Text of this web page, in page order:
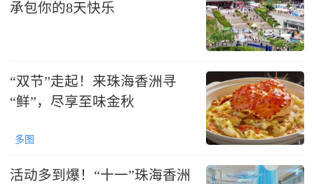
承包你的8天快乐
“双节”走起！来珠海香洲寻
“鲜”，尽享至味金秋
多图
活动多到爆！“十一”珠海香洲